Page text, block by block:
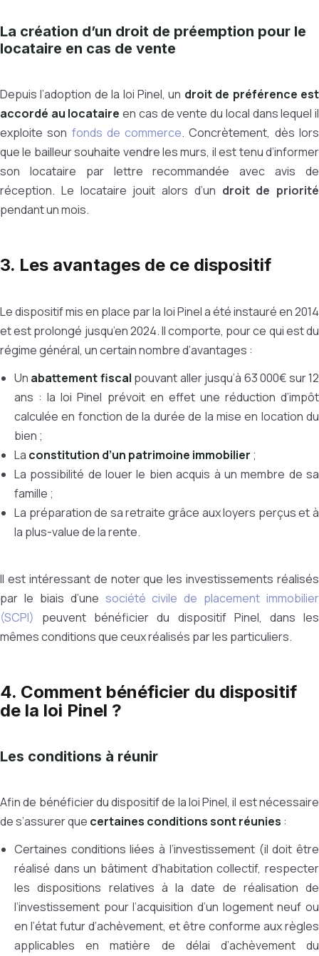
La création d’un droit de préemption pour le
locataire en cas de vente
Depuis l’adoption de la loi Pinel, un droit de préférence est
accordé au locataire en cas de vente du local dans lequel il
exploite son fonds de commerce. Concrètement, dès lors
que le bailleur souhaite vendre les murs, il est tenu d’informer
son locataire par lettre recommandée avec avis de
réception. Le locataire jouit alors d’un droit de priorité
pendant un mois.
3. Les avantages de ce dispositif
Le dispositif mis en place par la loi Pinel a été instauré en 2014
et est prolongé jusqu’en 2024. Il comporte, pour ce qui est du
régime général, un certain nombre d’avantages :
Un abattement fiscal pouvant aller jusqu’à 63 000€ sur 12
ans : la loi Pinel prévoit en effet une réduction d’impôt
calculée en fonction de la durée de la mise en location du
bien ;
La constitution d’un patrimoine immobilier ;
La possibilité de louer le bien acquis à un membre de sa
famille ;
La préparation de sa retraite grâce aux loyers perçus et à
la plus-value de la rente.
Il est intéressant de noter que les investissements réalisés
par le biais d’une société civile de placement immobilier
(SCPI) peuvent bénéficier du dispositif Pinel, dans les
mêmes conditions que ceux réalisés par les particuliers.
4. Comment bénéficier du dispositif
de la loi Pinel ?
Les conditions à réunir
Afin de bénéficier du dispositif de la loi Pinel, il est nécessaire
de s’assurer que certaines conditions sont réunies :
Certaines conditions liées à l’investissement (il doit être
réalisé dans un bâtiment d’habitation collectif, respecter
les dispositions relatives à la date de réalisation de
l’investissement pour l’acquisition d’un logement neuf ou
en l’état futur d’achèvement, et être conforme aux règles
applicables en matière de délai d’achèvement du